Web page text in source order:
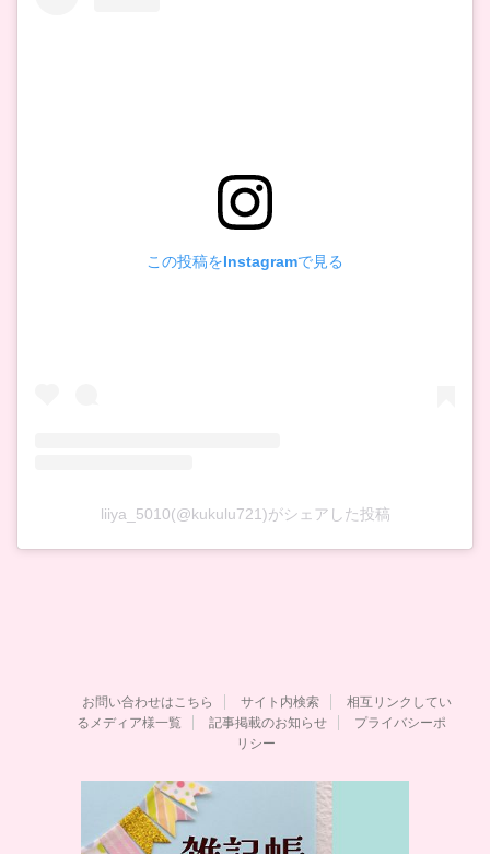
この投稿をInstagramで見る
liiya_5010(@kukulu721)がシェアした投稿
お問い合わせはこちら サイト内検索
相互リンクしてい
るメディア様一覧
記事掲載のお知らせ
プライバシーポ
リシー